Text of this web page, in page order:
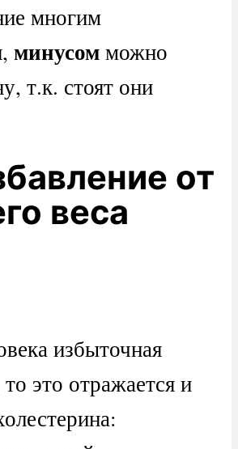
многим
минусомможно
т.к. стоят они
от
веса
избыточная
это отражается и